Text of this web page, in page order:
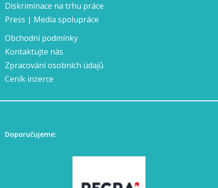
Diskriminace na trhu práce
Press | Media spolupráce
Obchodní podmínky
Kontaktujte nás
Zpracování osobních údajů
Ceník inzerce
Doporučujeme: